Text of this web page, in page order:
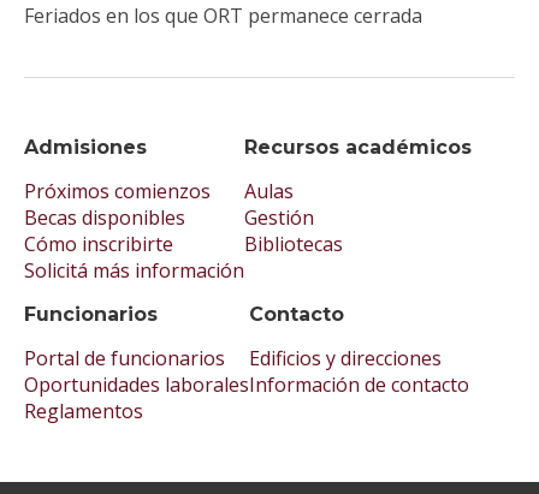
Admisiones
Próximos comienzos
Becas disponibles
Cómo inscribirte
Solicitá más información
Recursos académicos
Aulas
Gestión
Bibliotecas
Funcionarios
Portal de funcionarios
Oportunidades laborales
Reglamentos
Contacto
Edificios y direcciones
Información de contacto
Feriados en los que ORT permanece cerrada